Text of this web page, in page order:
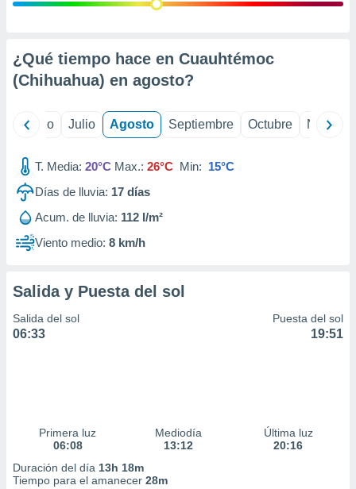
e
mediante
de
1199
¿Qué tiempo hace en Cuauhtémoc
(Chihuahua) en agosto?
Junio Julio Agosto Septiembre Octubre
T. Media: 20°C Max.: 26°C Min: 15°C
Días de lluvia: 17 días
Acum. de lluvia: 112 l/m²
Viento medio: 8 km/h
Salida y Puesta del sol
Salida del sol
06:33
Puesta del sol
19:51
Primera luz
06:08
Mediodía
13:12
Última luz
20:16
Duración del día 13h 18m
Tiempo para el amanecer 28m